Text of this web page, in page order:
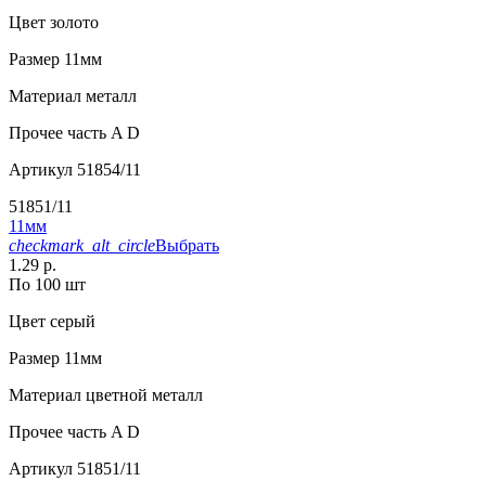
Цвет золото
Размер 11мм
Материал металл
Прочее часть A D
Артикул 51854/11
51851/11
11мм
checkmark_alt_circleВыбрать
1.29 р.
По 100 шт
Цвет серый
Размер 11мм
Материал цветной металл
Прочее часть A D
Артикул 51851/11